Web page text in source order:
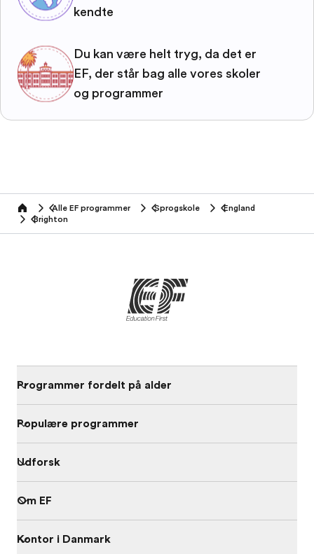
kendte
Du kan være helt tryg, da det er
EF, der står bag alle vores skoler
og programmer
home Alle EF programmer Sprogskole
England
Brighton
Programmer fordelt på alder
Populære programmer
Udforsk
Om EF
Kontor i Danmark